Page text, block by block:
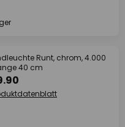
Runt, chrom, 4.000
40 cm